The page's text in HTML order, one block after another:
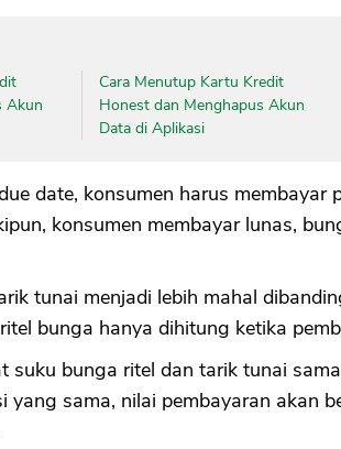
Akun
Cara Menutup Kartu Kredit
Honest dan Menghapus Akun
Data di Aplikasi
date, konsumen harus membayar
konsumen membayar lunas,
tunai menjadi lebih mahal
bunga hanya dihitung ketika
suku bunga ritel dan tarik tunai
yang sama, nilai pembayaran akan